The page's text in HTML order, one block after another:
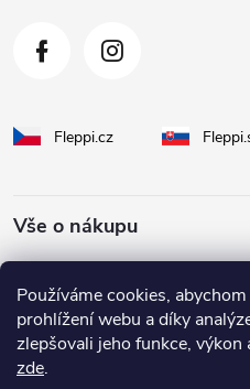
Používáme cookies,
prohlížení webu a díky
zlepšovali jeho funkce,
zde.
Fleppi.cz
Vše o nákupu
O Fleppi
Inspirace pro vás